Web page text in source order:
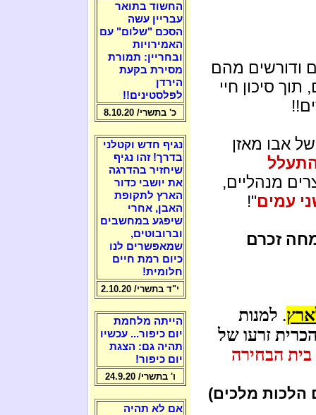
ודורשים מהם
סיכון חיי
אבו מאזן
מנהליים,
עמים"!
זכרם
. למנות
זרעו של
בית הבחירה
מלכים)
החשוד בתואר
עבריין עשה
הסכם "שלום" עם
האמירויות
ובחריין: תמורת
מסירת בקעת
הירדן
לפלסטינים!!
כ' בתשרי/ 8.10.20
נגיף חדש וקטלני
בדרך! זהו נגיף
שיחזיר בהדרגה
את יושבי כדור
הארץ לתקופת
האבן, אחרי
שיפגע במחשבים
וברובוטים,
שמאפשרים לנו
כיום רמת חיים
חלומית!
י"ד בתשרי/ 2.10.20
הייתה מלחמת
יום כיפור... עכשיו
תהיה גם: הצגת
יום כיפור!
ו' בתשרי/ 24.9.20
אם לא תהיה